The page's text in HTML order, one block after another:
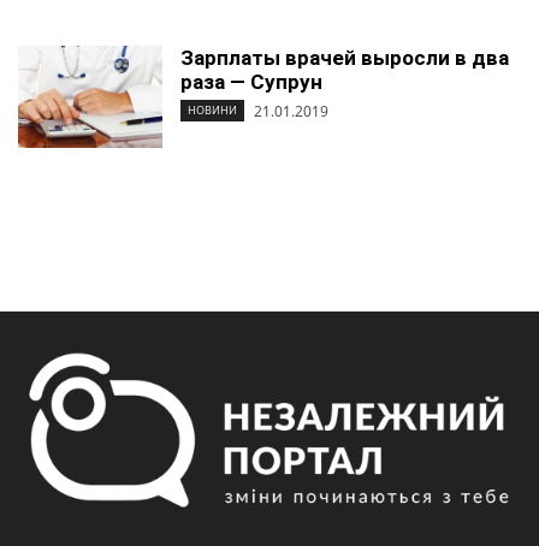
Зарплаты врачей выросли в два
раза — Супрун
НОВИНИ 21.01.2019